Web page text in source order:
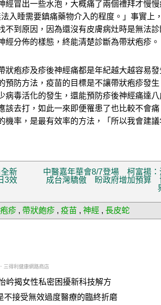
經冒出一些水泡，大概痛了兩個禮拜才慢
入睡需要鎮痛藥物介入的程度。」事實上
不到原因，因為還沒有皮膚病灶時是無法
分佈的樣態，終能清楚診斷為帶狀疱疹。
狀疱疹及疹後神經痛都是年紀越大越容易
預防方法，疫苗的目標是不讓帶狀疱疹發生
毒活化的發生，還能預防疹後神經痛達八
該去打，如此一來即便罹患了也比較不會
機率，是最有效率的方法，「所以我會建
新
3效
中醫嘉年華會8/7登場 柯富揚：
成台灣驕傲 盼政府增加預算
疹 , 帶狀皰疹 , 疫苗 , 神經 , 長皮蛇
三得利健康網路商店
岒揭女性私密困擾新科技解方
接受無效過度醫療的臨終折磨